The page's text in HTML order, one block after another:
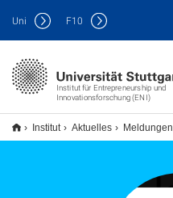
Institut für Entrepreneurship und
Innovationsforschung (ENI)
Uni F10
Institut Aktuelles Meldungen